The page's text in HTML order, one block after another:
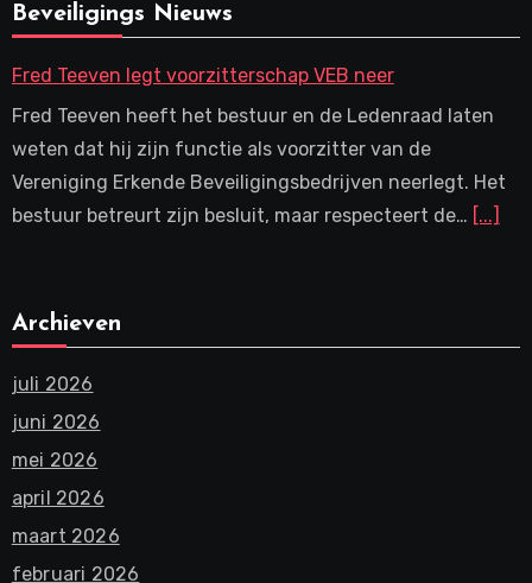
Beveiligings Nieuws
Fred Teeven legt voorzitterschap VEB neer
Fred Teeven heeft het bestuur en de Ledenraad laten
weten dat hij zijn functie als voorzitter van de
Vereniging Erkende Beveiligingsbedrijven neerlegt. Het
bestuur betreurt zijn besluit, maar respecteert de… [...]
Archieven
juli 2026
juni 2026
mei 2026
april 2026
maart 2026
februari 2026